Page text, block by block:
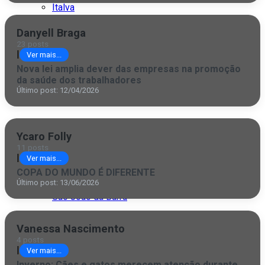
Italva
Itaocara
Itaperuna
Macaé
São Fidélis
São Francisco
São João da Barra
Danyell Braga
23 posts
| Ver mais...
Nova lei amplia dever das empresas na promoção
da saúde dos trabalhadores
Último post: 12/04/2026
Ycaro Folly
11 posts
| Ver mais...
COPA DO MUNDO É DIFERENTE
Último post: 13/06/2026
Vanessa Nascimento
4 posts
| Ver mais...